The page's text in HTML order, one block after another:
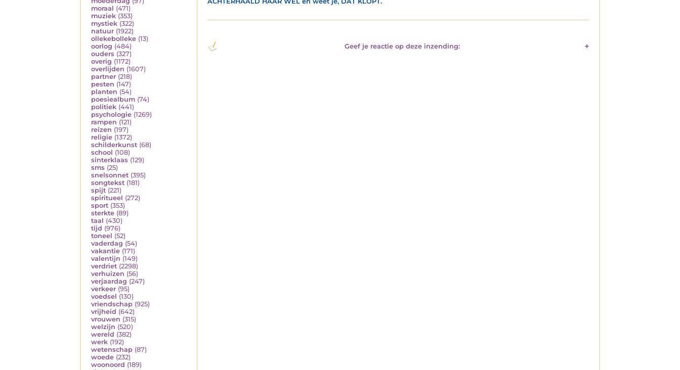
moraal (471)
muziek (353)
mystiek (322)
natuur (1922)
ollekebolleke (13)
oorlog (484)
ouders (327)
overig (1172)
overlijden (1607)
partner (218)
pesten (147)
planten (54)
poesiealbum (74)
politiek (441)
psychologie (1269)
rampen (121)
reizen (197)
religie (1372)
schilderkunst (68)
school (108)
sinterklaas (129)
sms (25)
snelsonnet (395)
songtekst (181)
spijt (221)
spiritueel (272)
sport (353)
sterkte (89)
taal (430)
tijd (976)
toneel (52)
vaderdag (54)
vakantie (171)
valentijn (149)
verdriet (2298)
verhuizen (56)
verjaardag (247)
verkeer (95)
voedsel (130)
vriendschap (925)
vrijheid (642)
vrouwen (315)
welzijn (520)
wereld (382)
werk (192)
wetenschap (87)
woede (232)
woonoord (189)
Geef je reactie op deze inzending: